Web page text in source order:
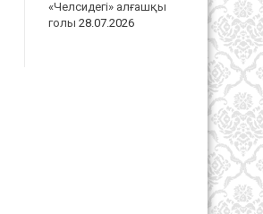
«Челсидегі» алғашқы
голы 28.07.2026